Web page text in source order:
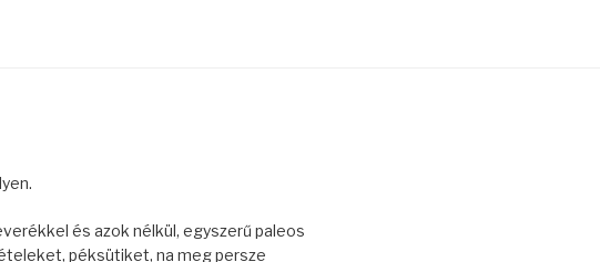
és azok nélkül, egyszerű paleos
péksütiket, na meg persze